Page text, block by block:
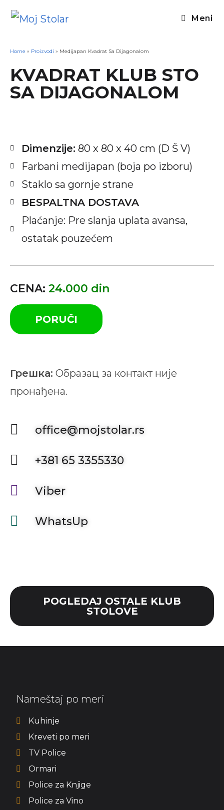
Meni
Home » Proizvodi » Medijapan Kvadrat Sa Dijagonalom
KVADRAT KLUB STO
SA DIJAGONALOM
Dimenzije: 80 x 80 x 40 cm (D Š V)
Farbani medijapan (boja po izboru)
Staklo sa gornje strane
BESPALTNA DOSTAVA
Plaćanje: Pre slanja uplata avansa,
ostatak pouzećem
CENA: 24.000 din
PORUČI
office@mojstolar.rs
+381 65 3355330
Viber
WhatsUp
Грешка: Образац за контакт није
пронађена.
POGLEDAJ OSTALE KLUB
STOLOVE
Nameštaj po meri
Kuhinje
Kreveti po meri
TV Police
Ormari
Police za Knjige
Police za Vino